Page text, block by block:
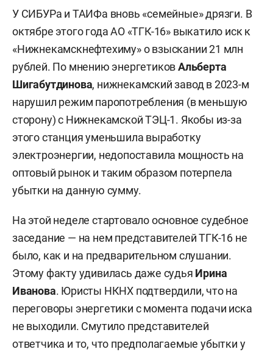
У СИБУРа и ТАИФа вновь «семейные» дрязги. В
октябре этого года АО «ТГК-16» выкатило иск к
«Нижнекамскнефтехиму» о взыскании 21 млн
рублей. По мнению энергетиковАльберта
Шигабутдинова, нижнекамский завод в 2023-м
нарушил режим паропотребления (в меньшую
сторону) с Нижнекамской ТЭЦ-1. Якобы из-за
этого станция уменьшила выработку
электроэнергии, недопоставила мощность на
оптовый рынок и таким образом потерпела
убытки на данную сумму.
На этой неделе стартовало основное судебное
заседание — на нем представителей ТГК-16 не
было, как и на предварительном слушании.
Этому факту удивилась даже судья Ирина
Иванова. Юристы НКНХ подтвердили, что на
переговоры энергетики с момента подачи иска
не выходили. Смутило представителей
ответчика и то, что предполагаемые убытки у